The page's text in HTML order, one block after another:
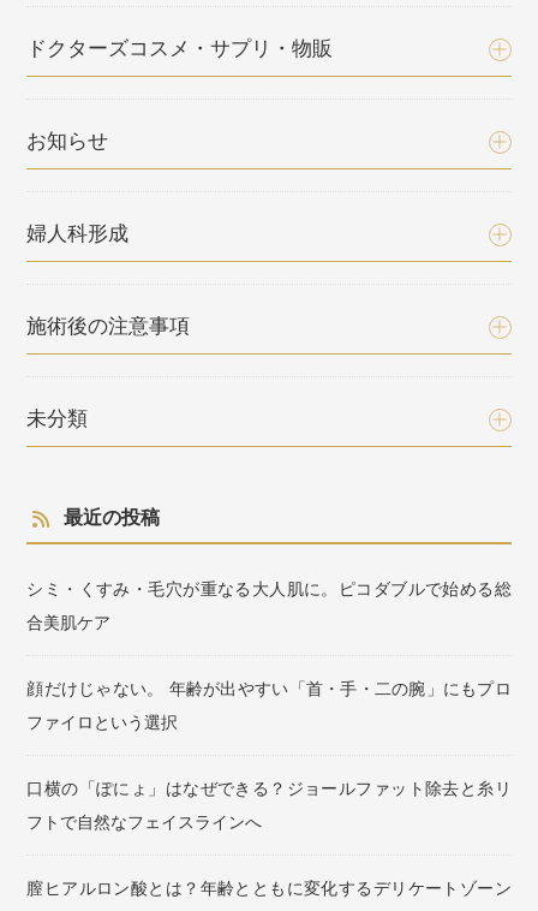
ドクターズコスメ・サプリ・物販
お知らせ
婦人科形成
施術後の注意事項
未分類
最近の投稿
シミ・くすみ・毛穴が重なる大人肌に。ピコダブルで始める総
合美肌ケア
顔だけじゃない。 年齢が出やすい「首・手・二の腕」にもプロ
ファイロという選択
口横の「ぽにょ」はなぜできる？ジョールファット除去と糸リ
フトで自然なフェイスラインへ
膣ヒアルロン酸とは？年齢とともに変化するデリケートゾーン